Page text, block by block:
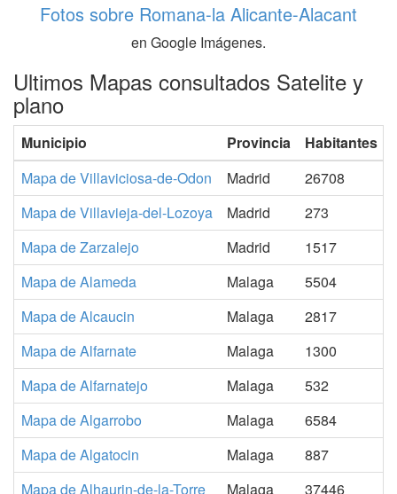
Fotos sobre Romana-la Alicante-Alacant
en Google Imágenes.
Ultimos Mapas consultados Satelite y
plano
Municipio Provincia
Habitantes
Mapa de Villaviciosa-de-Odon
Madrid
26708
Mapa de Villavieja-del-Lozoya
Madrid
273
Mapa de Zarzalejo
Madrid
1517
Mapa de Alameda
Malaga
5504
Mapa de Alcaucin
Malaga
2817
Mapa de Alfarnate
Malaga
1300
Mapa de Alfarnatejo
Malaga
532
Mapa de Algarrobo
Malaga
6584
Mapa de Algatocin
Malaga
887
Mapa de Alhaurin-de-la-Torre
Malaga 37446